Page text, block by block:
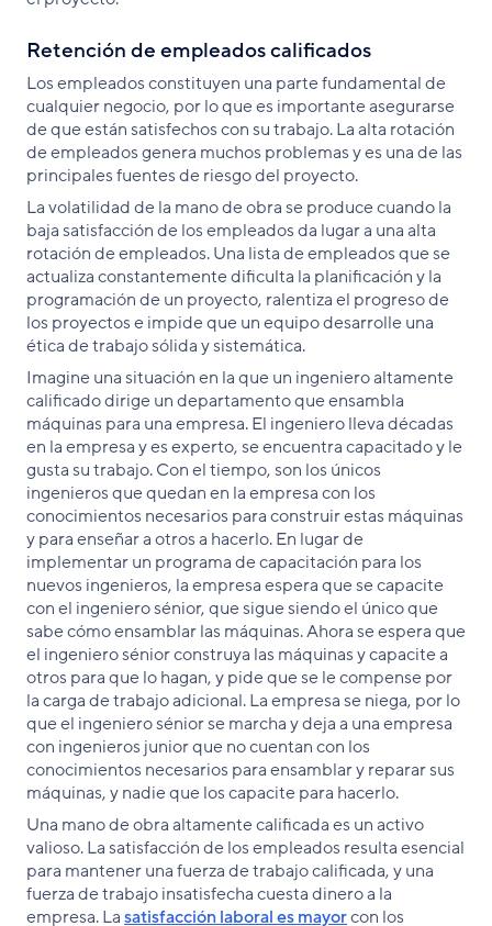
Retención de empleados calificados
Los empleados constituyen una parte fundamental de
cualquier negocio, por lo que es importante asegurarse
de que están satisfechos con su trabajo. La alta rotación
de empleados genera muchos problemas y es una de las
principales fuentes de riesgo del proyecto.
La volatilidad de la mano de obra se produce cuando la
baja satisfacción de los empleados da lugar a una alta
rotación de empleados. Una lista de empleados que se
actualiza constantemente dificulta la planificación y la
programación de un proyecto, ralentiza el progreso de
los proyectos e impide que un equipo desarrolle una
ética de trabajo sólida y sistemática.
Imagine una situación en la que un ingeniero altamente
calificado dirige un departamento que ensambla
máquinas para una empresa. El ingeniero lleva décadas
en la empresa y es experto, se encuentra capacitado y le
gusta su trabajo. Con el tiempo, son los únicos
ingenieros que quedan en la empresa con los
conocimientos necesarios para construir estas máquinas
y para enseñar a otros a hacerlo. En lugar de
implementar un programa de capacitación para los
nuevos ingenieros, la empresa espera que se capacite
con el ingeniero sénior, que sigue siendo el único que
sabe cómo ensamblar las máquinas. Ahora se espera que
el ingeniero sénior construya las máquinas y capacite a
otros para que lo hagan, y pide que se le compense por
la carga de trabajo adicional. La empresa se niega, por lo
que el ingeniero sénior se marcha y deja a una empresa
con ingenieros junior que no cuentan con los
conocimientos necesarios para ensamblar y reparar sus
máquinas, y nadie que los capacite para hacerlo.
Una mano de obra altamente calificada es un activo
valioso. La satisfacción de los empleados resulta esencial
para mantener una fuerza de trabajo calificada, y una
fuerza de trabajo insatisfecha cuesta dinero a la
empresa. Lasatisfacción laboral es mayorcon los